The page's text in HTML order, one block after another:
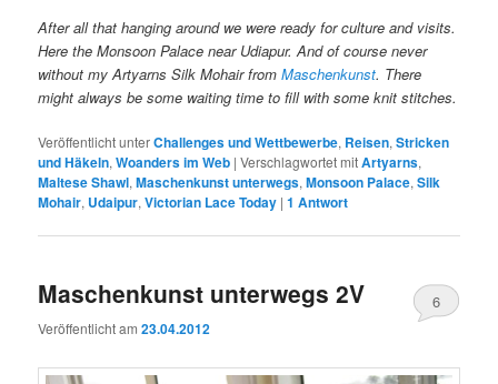
After all that hanging around we were ready for culture and visits.
Here the Monsoon Palace near Udiapur. And of course never
without my Artyarns Silk Mohair fromMaschenkunst. There
might always be some waiting time to fill with some knit stitches.
Veröffentlicht unterChallenges und Wettbewerbe, Reisen,Stricken
und Häkeln,Woanders im Web |Verschlagwortet mitArtyarns,
Maltese Shawl,Maschenkunst unterwegs,Monsoon Palace,Silk
Mohair, Udaipur,Victorian Lace Today |1 Antwort
Maschenkunst unterwegs 2V
Veröffentlicht am23.04.2012
6